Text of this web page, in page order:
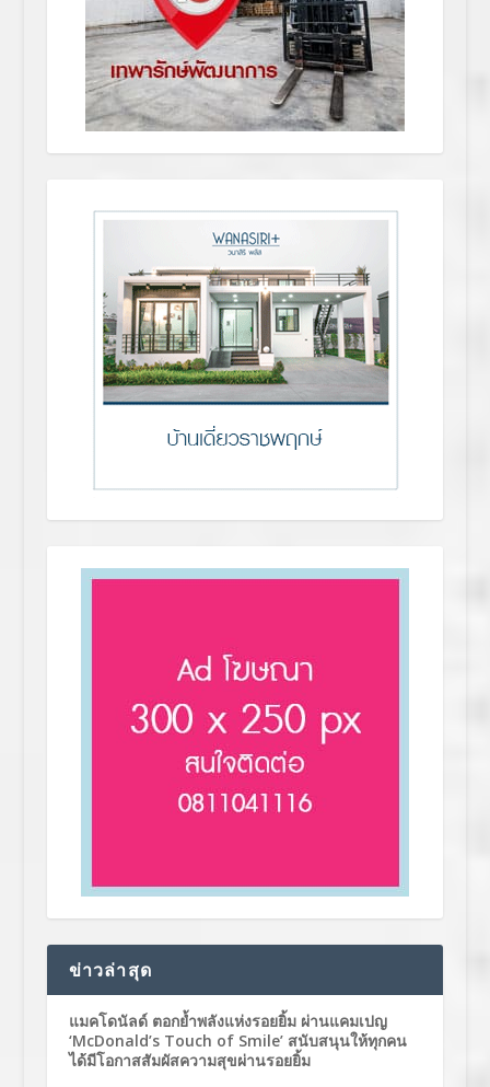
ข่าวล่าสุด
แมคโดนัลด์ ตอกย้ำพลังแห่งรอยยิ้ม ผ่านแคมเปญ
‘McDonald’s Touch of Smile’ สนับสนุนให้ทุกคน
ได้มีโอกาสสัมผัสความสุขผ่านรอยยิ้ม